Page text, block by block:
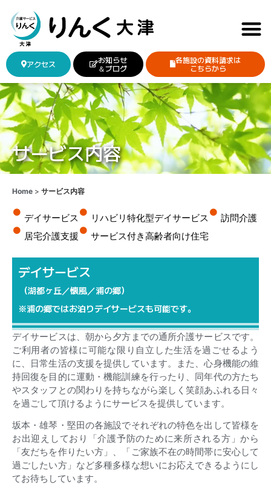
アクセス
お知らせ
＆ブログ
各施設の資料請求は
こちらから
サービス内容
Home > サービス内容
デイサービス リハビリ特化型デイサービス
訪問介護
居宅介護支援
サービス付き高齢者向け住宅
デイサービス
（湖都ヶ丘／懐風／浦の郷）
※浦の郷ではお泊りデイサービスも可能です。
デイサービスは、朝から夕方までの通所介護サービスです。
ご利用者の皆様に可能な限り自立した生活を過ごせるよう
に、日常生活の支援を提供しています。また、心身機能の維
持回復を目的に運動・機能訓練を行ったり、同年代の方たち
やスタッフとの関わりを持ちながら楽しく笑顔あふれる日々
を過ごして頂けるようにサービスを提供しています。
坂本・雄琴・堅田の各施設でそれぞれの特色を出して皆様を
お出迎えしており「介護予防のために来所される方」から
「友だちを作りたい方」、「ご家族不在の時間帯に安心して
過ごしたい方」など多種多様な想いにお応えできるようにし
てお待ちしています。